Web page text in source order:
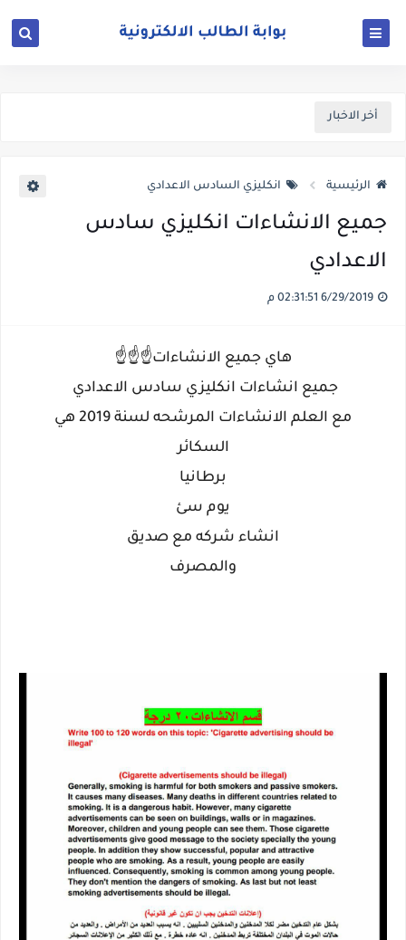
أخر الاخبار
الرئيسية انكليزي السادس الاعدادي
جميع الانشاءات انكليزي سادس
الاعدادي
هاي جميع الانشاءات☝️☝️☝️
جميع انشاءات انكليزي سادس الاعدادي
مع العلم الانشاءات المرشحه لسنة 2019 هي
السكائر
برطانيا
يوم سئ
انشاء شركه مع صديق
والمصرف